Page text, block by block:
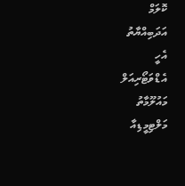
ކޮލަމް
އަދަބިއްޔާތު
އެހީ
އެޑްވަޓޯރިއަލް
މައުލޫމާތު
މަލްޓިމީޑިއާ